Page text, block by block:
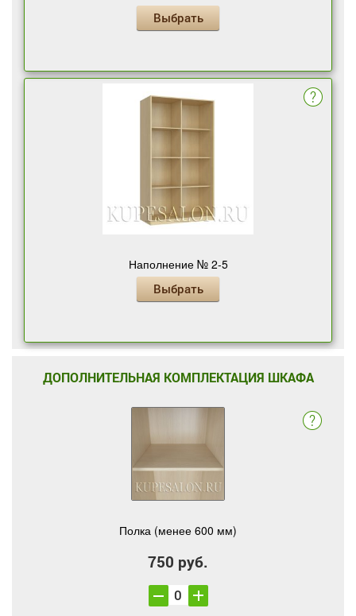
Выбрать
Наполнение № 2-5
Выбрать
ДОПОЛНИТЕЛЬНАЯ КОМПЛЕКТАЦИЯ ШКАФА
Полка (менее 600 мм)
750 руб.